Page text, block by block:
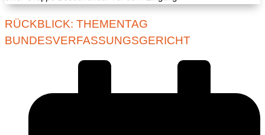
RÜCKBLICK: THEMENTAG
BUNDESVERFASSUNGSGERICHT